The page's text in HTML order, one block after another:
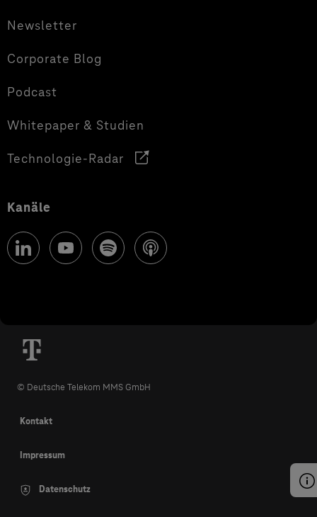
Newsletter
Corporate Blog
Podcast
Whitepaper & Studien
Technologie-Radar
Kanäle
© Deutsche Telekom MMS GmbH
Kontakt
Impressum
Datenschutz